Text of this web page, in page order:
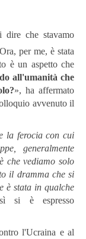
che stavamo
per me, è stata
è un aspetto che
all'umanità che
», ha affermato
avvenuto il
la ferocia con cui
generalmente
che vediamo solo
il dramma che si
è stata in qualche
si è espresso
l'Ucraina e al